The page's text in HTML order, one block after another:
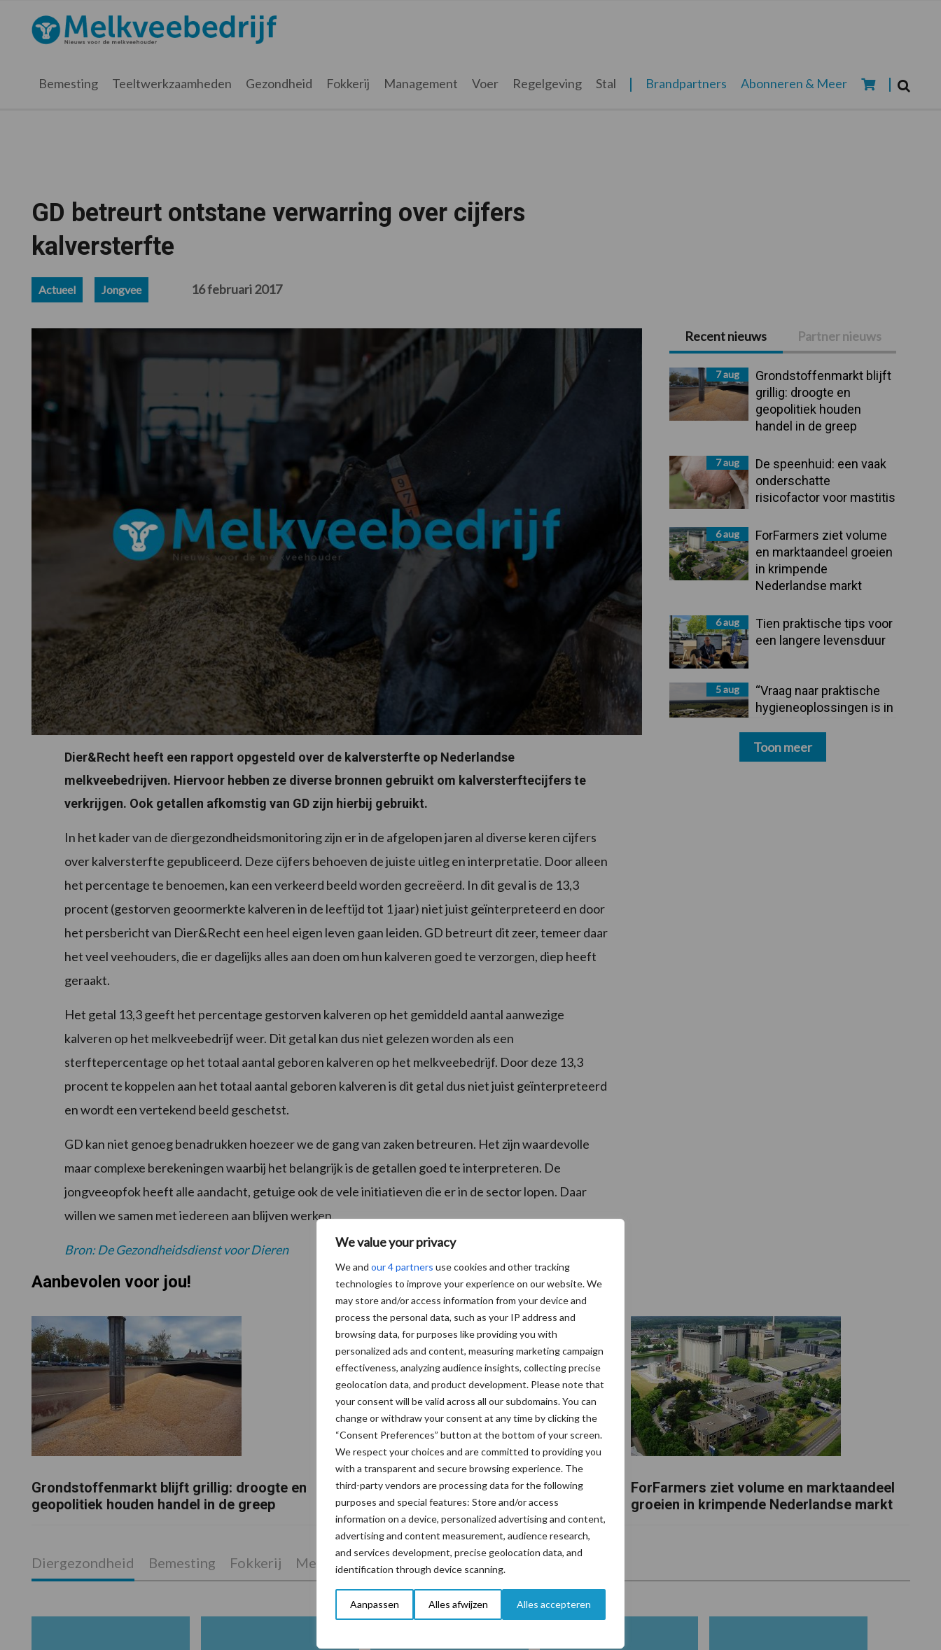
We value your privacy
We and our 4 partners use cookies and other tracking
technologies to improve your experience on our website. We
may store and/or access information from your device and
process the personal data, such as your IP address and
browsing data, for purposes like providing you with
personalized ads and content, measuring marketing campaign
effectiveness, analyzing audience insights, collecting precise
geolocation data, and product development. Please note that
your consent will be valid across all our subdomains. You can
change or withdraw your consent at any time by clicking the
“Consent Preferences” button at the bottom of your screen.
We respect your choices and are committed to providing you
with a transparent and secure browsing experience. The
third-party vendors are processing data for the following
purposes and special features: Store and/or access
information on a device, personalized advertising and content,
advertising and content measurement, audience research,
and services development, precise geolocation data, and
identification through device scanning.
Aanpassen Alles afwijzen Alles accepteren
hoofdnavigatie
hoofd
eerste
voettekst
Melkveebedrijf.nl
Bemesting Teeltwerkzaamheden Gezondheid Fokkerij Management Voer Regelgeving Stal Brandpartners Abonneren & Meer
GD betreurt ontstane verwarring over cijfers
kalversterfte
Actueel Jongvee 16 februari 2017
Dier&Recht heeft een rapport opgesteld over de kalversterfte op Nederlandse
melkveebedrijven. Hiervoor hebben ze diverse bronnen gebruikt om kalversterftecijfers te
verkrijgen. Ook getallen afkomstig van GD zijn hierbij gebruikt.
In het kader van de diergezondheidsmonitoring zijn er in de afgelopen jaren al diverse keren cijfers
over kalversterfte gepubliceerd. Deze cijfers behoeven de juiste uitleg en interpretatie. Door alleen
het percentage te benoemen, kan een verkeerd beeld worden gecreëerd. In dit geval is de 13,3
procent (gestorven geoormerkte kalveren in de leeftijd tot 1 jaar) niet juist geïnterpreteerd en door
het persbericht van Dier&Recht een heel eigen leven gaan leiden. GD betreurt dit zeer, temeer daar
het veel veehouders, die er dagelijks alles aan doen om hun kalveren goed te verzorgen, diep heeft
geraakt.
Het getal 13,3 geeft het percentage gestorven kalveren op het gemiddeld aantal aanwezige
kalveren op het melkveebedrijf weer. Dit getal kan dus niet gelezen worden als een
sterftepercentage op het totaal aantal geboren kalveren op het melkveebedrijf. Door deze 13,3
procent te koppelen aan het totaal aantal geboren kalveren is dit getal dus niet juist geïnterpreteerd
en wordt een vertekend beeld geschetst.
GD kan niet genoeg benadrukken hoezeer we de gang van zaken betreuren. Het zijn waardevolle
maar complexe berekeningen waarbij het belangrijk is de getallen goed te interpreteren. De
jongveeopfok heeft alle aandacht, getuige ook de vele initiatieven die er in de sector lopen. Daar
willen we samen met iedereen aan blijven werken.
Bron: De Gezondheidsdienst voor Dieren
Primaire
Sidebar
Recent nieuws Partner nieuws
7 aug
Grondstoffenmarkt blijft
grillig: droogte en
geopolitiek houden
handel in de greep
7 aug
De speenhuid: een vaak
onderschatte
risicofactor voor mastitis
6 aug
ForFarmers ziet volume
en marktaandeel groeien
in krimpende
Nederlandse markt
6 aug
Tien praktische tips voor
een langere levensduur
5 aug
“Vraag naar praktische
hygieneoplossingen is in
Toon meer
Aanbevolen voor jou!
Grondstoffenmarkt blijft grillig: droogte en
geopolitiek houden handel in de greep
De speenhuid: een vaak onderschatte
risicofactor voor mastitis
ForFarmers ziet volume en marktaandeel
groeien in krimpende Nederlandse markt
Diergezondheid Bemesting Fokkerij Melkveebedrijf Veevoer Wet en regelgeving